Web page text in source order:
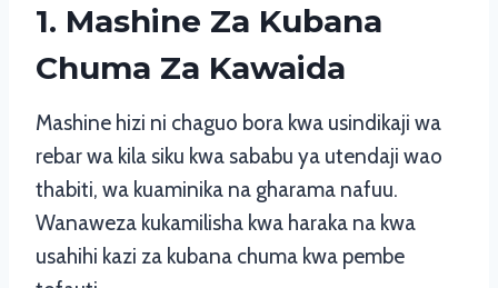
1. Mashine Za Kubana
Chuma Za Kawaida
Mashine hizi ni chaguo bora kwa usindikaji wa
rebar wa kila siku kwa sababu ya utendaji wao
thabiti, wa kuaminika na gharama nafuu.
Wanaweza kukamilisha kwa haraka na kwa
usahihi kazi za kubana chuma kwa pembe